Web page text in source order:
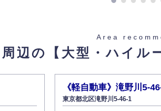
Area
周辺の【大型・ハイル
《軽自動車》滝野川5-
東京都北区滝野川5-46-1